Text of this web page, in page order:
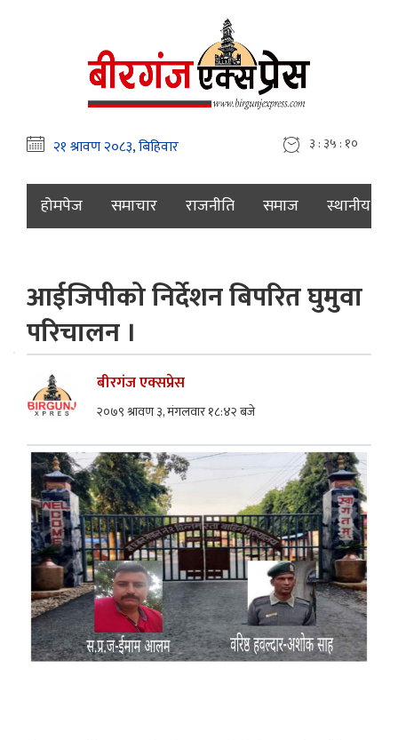
३ : ३५ : ११
होमपेज समाचार राजनीति समाज स्थानीय
आईजिपीको निर्देशन बिपरित घुमुवा
परिचालन ।
बीरगंज एक्सप्रेस
२०७९ श्रावण ३, मंगलवार १८:४२ बजे